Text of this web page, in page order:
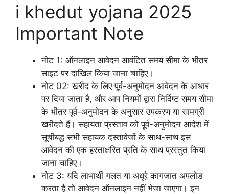
i khedut yojana 2025
Important Note
नोट 1: ऑनलाइन आवेदन आवंटित समय सीमा के भीतर
साइट पर दाखिल किया जाना चाहिए।
नोट 02: खरीद के लिए पूर्व-अनुमोदन आवेदन के आधार
पर दिया जाता है, और आप नियमों द्वारा निर्दिष्ट समय सीमा
के भीतर पूर्व-अनुमोदन के अनुसार उपकरण या सामग्री
खरीदते हैं। सहायता प्रस्ताव को पूर्व-अनुमोदन आदेश में
सूचीबद्ध सभी सहायक दस्तावेजों के साथ-साथ इस
आवेदन की एक हस्ताक्षरित प्रति के साथ प्रस्तुत किया
जाना चाहिए।
नोट 3: यदि लाभार्थी गलत या अधूरे कागजात अपलोड
करता है तो आवेदन ऑनलाइन नहीं भेजा जाएगा। इन